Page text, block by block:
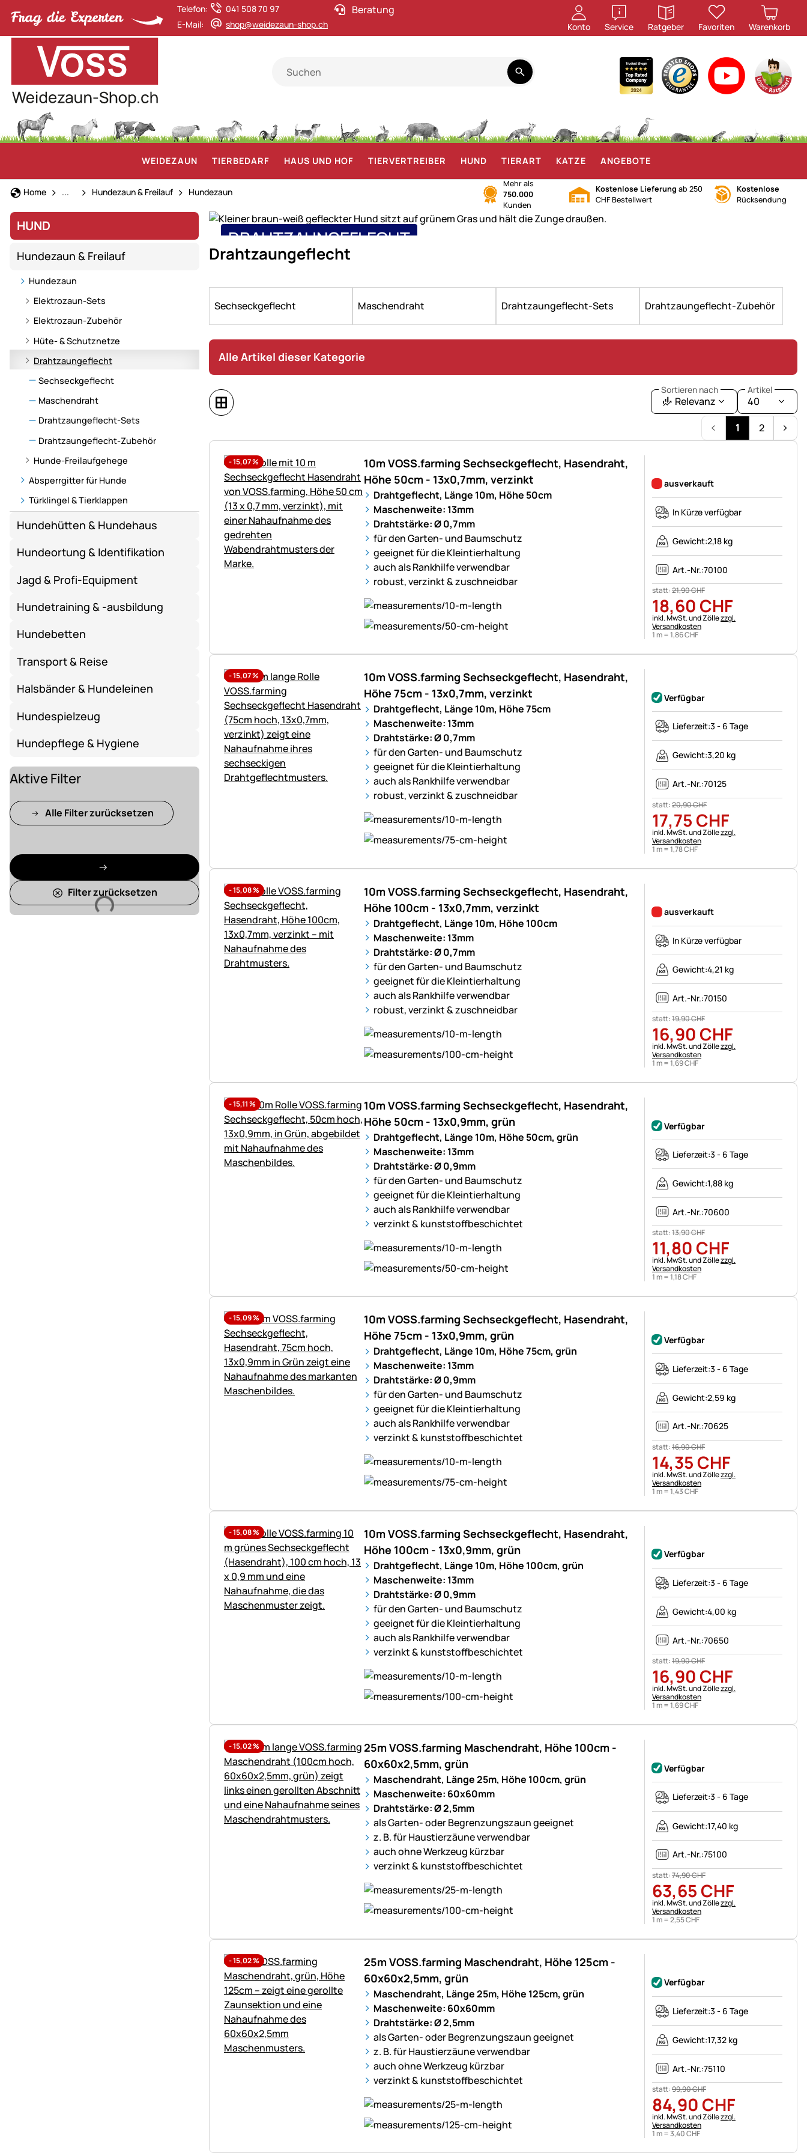
Telefon:
041 508 70 97
E-Mail:
shop@weidezaun-shop.ch
Beratung
Konto Service
öffnen
Ratgeber
öffnen
Favoriten Warenkorb
WEIDEZAUN TIERBEDARF HAUS UND HOF TIERVERTREIBER HUND TIERART KATZE ANGEBOTE
Home Hund
... Hundezaun & Freilauf Hundezaun
Mehr als
750.000
Kunden
Kostenlose Lieferung ab 250
CHF Bestellwert
Kostenlose
Rücksendung
HUND
Hundezaun & Freilauf
Hundezaun
Elektrozaun-Sets
Elektrozaun-Zubehör
Hüte- & Schutznetze
Drahtzaungeflecht
Sechseckgeflecht
Maschendraht
Drahtzaungeflecht-Sets
Drahtzaungeflecht-Zubehör
Hunde-Freilaufgehege
Absperrgitter für Hunde
Türklingel & Tierklappen
Hundehütten & Hundehaus
Hundeortung & Identifikation
Jagd & Profi-Equipment
Hundetraining & -ausbildung
Hundebetten
Transport & Reise
Halsbänder & Hundeleinen
Hundespielzeug
Hundepflege & Hygiene
Lädt
Aktive Filter
Alle Filter zurücksetzen
Filter zurücksetzen
DRAHTZAUNGEFLECHT
für sicheren Hundeauslauf
&
–
mehr
Freiheit
und
Sicherheit
für
Ihren
kleinen
Begleiter.
Drahtzaungeflecht
Sechseckgeflecht Maschendraht Drahtzaungeflecht-Sets Drahtzaungeflecht-Zubehör
Alle Artikel dieser Kategorie
Sortieren nach
Relevanz
Artikel
40
1
2
-15,07%
10m VOSS.farming Sechseckgeflecht, Hasendraht,
Höhe 50cm - 13x0,7mm, verzinkt
Drahtgeflecht, Länge 10m, Höhe 50cm
Maschenweite: 13mm
Drahtstärke: Ø 0,7mm
für den Garten- und Baumschutz
geeignet für die Kleintierhaltung
auch als Rankhilfe verwendbar
robust, verzinkt & zuschneidbar
ausverkauft
In Kürze verfügbar
Gewicht:2,18 kg
Art.-Nr.:70100
statt:21,90CHF
18,60CHF
Steuerhinweis:
inkl. MwSt. und Zöllezzgl.
Versandkosten
1 m =1,86CHF
-15,07%
10m VOSS.farming Sechseckgeflecht, Hasendraht,
Höhe 75cm - 13x0,7mm, verzinkt
Drahtgeflecht, Länge 10m, Höhe 75cm
Maschenweite: 13mm
Drahtstärke: Ø 0,7mm
für den Garten- und Baumschutz
geeignet für die Kleintierhaltung
auch als Rankhilfe verwendbar
robust, verzinkt & zuschneidbar
Verfügbar
Lieferzeit:3 - 6 Tage
Gewicht:3,20 kg
Art.-Nr.:70125
statt:20,90CHF
17,75CHF
Steuerhinweis:
inkl. MwSt. und Zöllezzgl.
Versandkosten
1 m =1,78CHF
-15,08%
10m VOSS.farming Sechseckgeflecht, Hasendraht,
Höhe 100cm - 13x0,7mm, verzinkt
Drahtgeflecht, Länge 10m, Höhe 100cm
Maschenweite: 13mm
Drahtstärke: Ø 0,7mm
für den Garten- und Baumschutz
geeignet für die Kleintierhaltung
auch als Rankhilfe verwendbar
robust, verzinkt & zuschneidbar
ausverkauft
In Kürze verfügbar
Gewicht:4,21 kg
Art.-Nr.:70150
statt:19,90CHF
16,90CHF
Steuerhinweis:
inkl. MwSt. und Zöllezzgl.
Versandkosten
1 m =1,69CHF
-15,11%
10m VOSS.farming Sechseckgeflecht, Hasendraht,
Höhe 50cm - 13x0,9mm, grün
Drahtgeflecht, Länge 10m, Höhe 50cm, grün
Maschenweite: 13mm
Drahtstärke: Ø 0,9mm
für den Garten- und Baumschutz
geeignet für die Kleintierhaltung
auch als Rankhilfe verwendbar
verzinkt & kunststoffbeschichtet
Verfügbar
Lieferzeit:3 - 6 Tage
Gewicht:1,88 kg
Art.-Nr.:70600
statt:13,90CHF
11,80CHF
Steuerhinweis:
inkl. MwSt. und Zöllezzgl.
Versandkosten
1 m =1,18CHF
-15,09%
10m VOSS.farming Sechseckgeflecht, Hasendraht,
Höhe 75cm - 13x0,9mm, grün
Drahtgeflecht, Länge 10m, Höhe 75cm, grün
Maschenweite: 13mm
Drahtstärke: Ø 0,9mm
für den Garten- und Baumschutz
geeignet für die Kleintierhaltung
auch als Rankhilfe verwendbar
verzinkt & kunststoffbeschichtet
Verfügbar
Lieferzeit:3 - 6 Tage
Gewicht:2,59 kg
Art.-Nr.:70625
statt:16,90CHF
14,35CHF
Steuerhinweis:
inkl. MwSt. und Zöllezzgl.
Versandkosten
1 m =1,43CHF
-15,08%
10m VOSS.farming Sechseckgeflecht, Hasendraht,
Höhe 100cm - 13x0,9mm, grün
Drahtgeflecht, Länge 10m, Höhe 100cm, grün
Maschenweite: 13mm
Drahtstärke: Ø 0,9mm
für den Garten- und Baumschutz
geeignet für die Kleintierhaltung
auch als Rankhilfe verwendbar
verzinkt & kunststoffbeschichtet
Verfügbar
Lieferzeit:3 - 6 Tage
Gewicht:4,00 kg
Art.-Nr.:70650
statt:19,90CHF
16,90CHF
Steuerhinweis:
inkl. MwSt. und Zöllezzgl.
Versandkosten
1 m =1,69CHF
-15,02%
25m VOSS.farming Maschendraht, Höhe 100cm -
60x60x2,5mm, grün
Maschendraht, Länge 25m, Höhe 100cm, grün
Maschenweite: 60x60mm
Drahtstärke: Ø 2,5mm
als Garten- oder Begrenzungszaun geeignet
z. B. für Haustierzäune verwendbar
auch ohne Werkzeug kürzbar
verzinkt & kunststoffbeschichtet
Verfügbar
Lieferzeit:3 - 6 Tage
Gewicht:17,40 kg
Art.-Nr.:75100
statt:74,90CHF
63,65CHF
Steuerhinweis:
inkl. MwSt. und Zöllezzgl.
Versandkosten
1 m =2,55CHF
-15,02%
25m VOSS.farming Maschendraht, Höhe 125cm -
60x60x2,5mm, grün
Maschendraht, Länge 25m, Höhe 125cm, grün
Maschenweite: 60x60mm
Drahtstärke: Ø 2,5mm
als Garten- oder Begrenzungszaun geeignet
z. B. für Haustierzäune verwendbar
auch ohne Werkzeug kürzbar
verzinkt & kunststoffbeschichtet
Verfügbar
Lieferzeit:3 - 6 Tage
Gewicht:17,32 kg
Art.-Nr.:75110
statt:99,90CHF
84,90CHF
Steuerhinweis:
inkl. MwSt. und Zöllezzgl.
Versandkosten
1 m =3,40CHF